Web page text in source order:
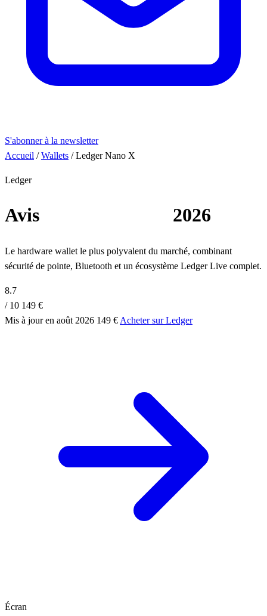
S'abonner à la newsletter
Accueil / Wallets / Ledger Nano X
Ledger
Avis 2026
Le hardware wallet le plus polyvalent du marché, combinant
sécurité de pointe, Bluetooth et un écosystème Ledger Live complet.
8.7
/ 10 149 €
Mis à jour en août 2026 149 € Acheter sur Ledger
Écran